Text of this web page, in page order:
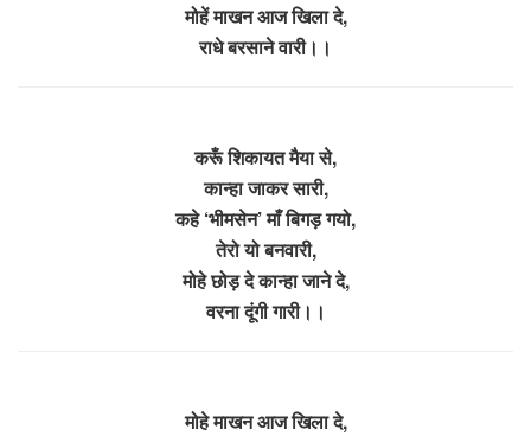
मोहें माखन आज खिला दे,
राधे बरसाने वारी।।
करूँ शिकायत मैया से,
कान्हा जाकर सारी,
कहे ‘भीमसेन’ माँ बिगड़ गयो,
तेरो यो बनवारी,
मोहे छोड़ दे कान्हा जाने दे,
वरना दूंगी गारी।।
मोहे माखन आज खिला दे,